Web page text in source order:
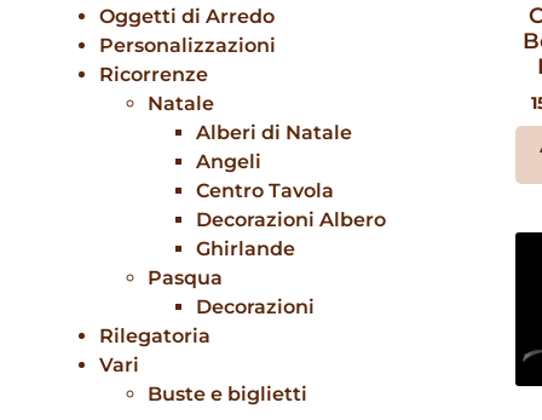
Oggetti di Arredo
Personalizzazioni
Ricorrenze
Natale
Alberi di Natale
Angeli
Centro Tavola
Decorazioni Albero
Ghirlande
Pasqua
Decorazioni
Rilegatoria
Vari
Buste e biglietti